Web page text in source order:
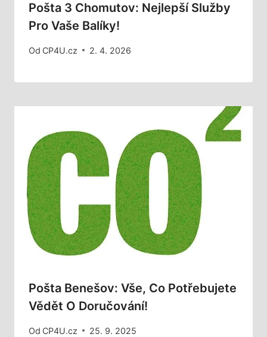
Pošta 3 Chomutov: Nejlepší Služby
Pro Vaše Balíky!
Od CP4U.cz 2. 4. 2026
Pošta Benešov: Vše, Co Potřebujete
Vědět O Doručování!
Od CP4U.cz 25. 9. 2025